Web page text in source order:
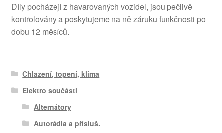
Díly pocházejí z havarovaných vozidel, jsou pečlivě
kontrolovány a poskytujeme na ně záruku funkčnosti po
dobu 12 měsíců.
Chlazení, topení, klima
Elektro součásti
Alternátory
Autorádia a přísluš.